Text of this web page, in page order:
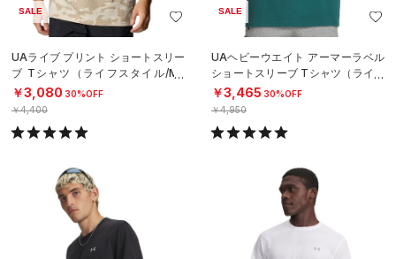
SALE
UAライブ プリント ショートスリー
ブ Tシャツ（ライフスタイル/ME
N）
￥3,080 30%OFF
￥4,400
SALE
UAヘビーウエイト アーマーラベル
ショートスリーブ Tシャツ（ライフ
スタイル/MEN）
￥3,465 30%OFF
￥4,950